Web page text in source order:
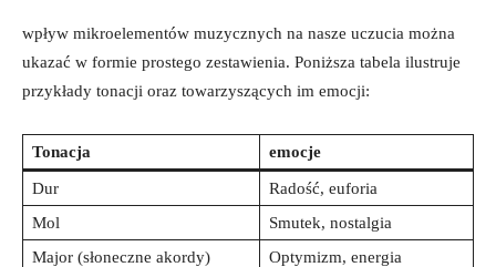
wpływ mikroelementów muzycznych na nasze uczucia można
ukazać w formie prostego zestawienia. Poniższa tabela ilustruje
przykłady tonacji oraz towarzyszących im emocji:
Tonacja emocje
Dur
Radość, euforia
Mol
Smutek, nostalgia
Major (słoneczne akordy)
Optymizm, energia